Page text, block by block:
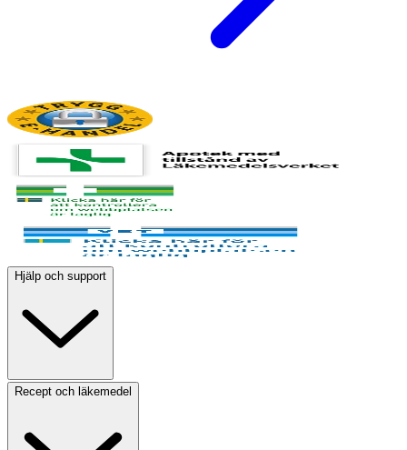
Hjälp och support
Recept och läkemedel